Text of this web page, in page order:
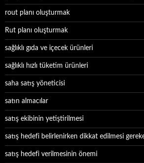
rout planı oluşturmak
Rut planı oluşturmak
sağlıklı gıda ve içecek ürünleri
sağlıklı hızlı tüketim ürünleri
saha satış yöneticisi
satın almacılar
satış ekibinin yetiştirilmesi
satış hedefi belirlenirken dikkat edilmesi
satış hedefi verilmesinin önemi